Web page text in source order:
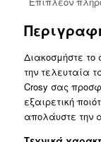
απόχρωση
ποσότητα
Διακοσμήστε το
την τελευταία
Crosy σας
εξαιρετική
απολάυστε την